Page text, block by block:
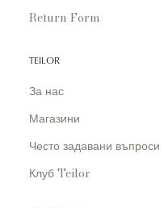
Return Form
TEILOR
За нас
Магазини
Често задавани въпроси
Клуб Teilor